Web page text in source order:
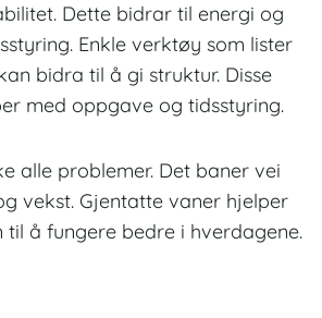
Dette bidrar til energi og
Enkle verktøy som lister
bidra til å gi struktur. Disse
med oppgave og tidsstyring.
alle problemer. Det baner vei
vekst. Gjentatte vaner hjelper
til å fungere bedre i hverdagene.